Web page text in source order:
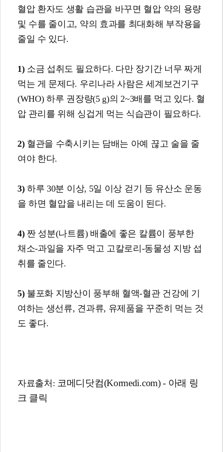
혈압 환자도 생활 습관을 바꾸면 혈압 약의 용량
및 수를 줄이고, 약의 효과를 최대화해 부작용을
줄일 수 있다.
1)소금 섭취도 필요하다. 다만 장기간 너무 짜게
먹는 게 문제다. 우리나라 사람은 세계보건기구
(WHO) 하루 권장량(5 g)의 2~3배를 먹고 있다. 혈
압 관리를 위해 싱겁게 먹는 식습관이 필요하다.
2)혈관을 수축시키는 담배는 아예 끊고 술을 줄
여야 한다.
3)하루 30분 이상, 5일 이상 걷기 등 유산소 운동
을 하면 혈압을 내리는 데 도움이 된다.
4)짠 성분(나트륨) 배출에 좋은 칼륨이 풍부한
채소-과일을 자주 먹고 고칼로리-동물성 지방 섭
취를 줄인다.
5)불포화 지방산이 풍부해 혈액-혈관 건강에 기
여하는 생선류, 견과류, 유제품을 꾸준히 먹는 것
도 좋다.
자료출처: 코메디닷컴(Kormedi.com) - 아래 링
크 클릭